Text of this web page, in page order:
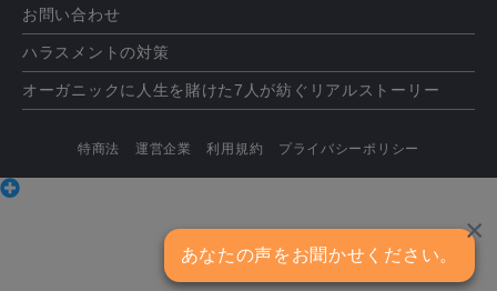
お問い合わせ
ハラスメントの対策
オーガニックに人生を賭けた7人が紡ぐリアルストーリー
特商法 運営企業 利用規約 プライバシーポリシー
×
あなたの声をお聞かせください。